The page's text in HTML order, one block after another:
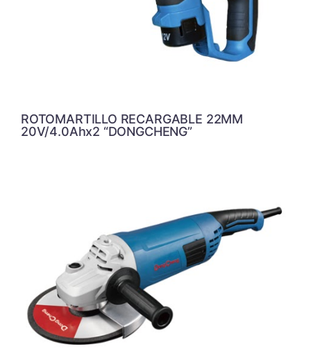
ROTOMARTILLO RECARGABLE 22MM
20V/4.0Ahx2 “DONGCHENG”